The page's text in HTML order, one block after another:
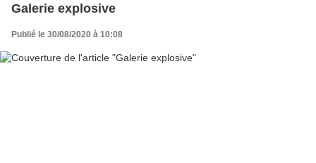
Galerie explosive
Publié le 30/08/2020 à 10:08